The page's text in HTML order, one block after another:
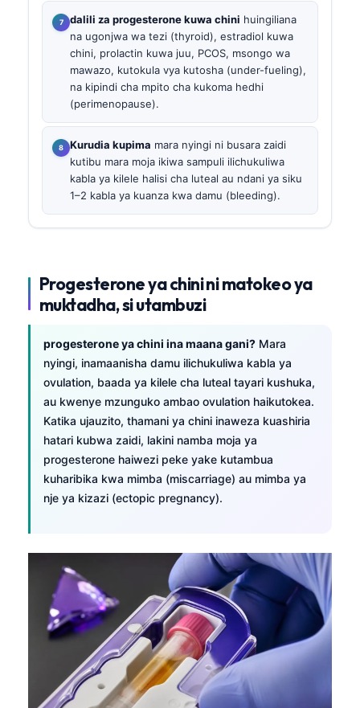
dalili za progesterone kuwa chini huingiliana
na ugonjwa wa tezi (thyroid), estradiol kuwa
chini, prolactin kuwa juu, PCOS, msongo wa
mawazo, kutokula vya kutosha (under-fueling),
na kipindi cha mpito cha kukoma hedhi
(perimenopause).
Kurudia kupima mara nyingi ni busara zaidi
kutibu mara moja ikiwa sampuli ilichukuliwa
kabla ya kilele halisi cha luteal au ndani ya siku
1–2 kabla ya kuanza kwa damu (bleeding).
Progesterone ya chini ni matokeo ya
muktadha, si utambuzi
progesterone ya chini ina maana gani? Mara
nyingi, inamaanisha damu ilichukuliwa kabla ya
ovulation, baada ya kilele cha luteal tayari kushuka,
au kwenye mzunguko ambao ovulation haikutokea.
Katika ujauzito, thamani ya chini inaweza kuashiria
hatari kubwa zaidi, lakini namba moja ya
progesterone haiwezi peke yake kutambua
kuharibika kwa mimba (miscarriage) au mimba ya
nje ya kizazi (ectopic pregnancy).